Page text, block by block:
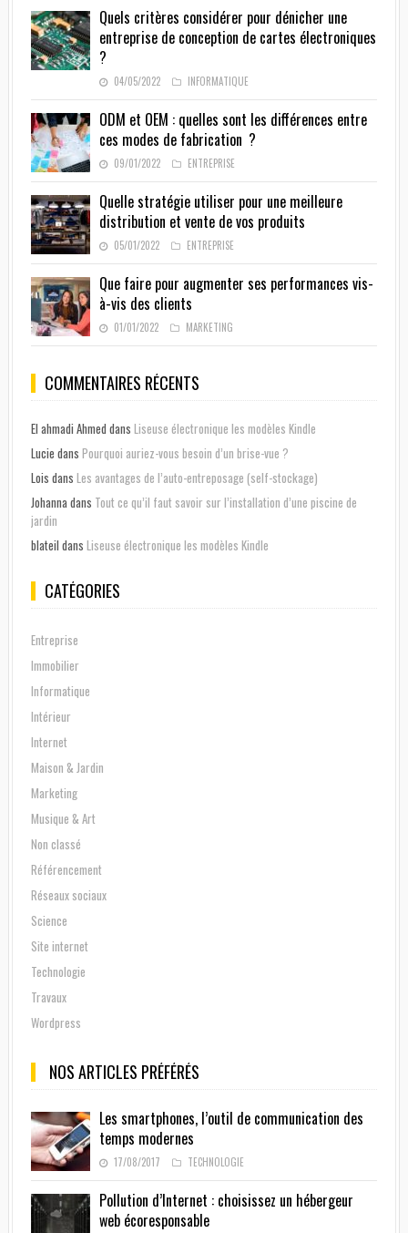
Quels critères considérer pour dénicher une
entreprise de conception de cartes électroniques
?
04/05/2022 INFORMATIQUE
ODM et OEM : quelles sont les différences entre
ces modes de fabrication ?
09/01/2022 ENTREPRISE
Quelle stratégie utiliser pour une meilleure
distribution et vente de vos produits
05/01/2022 ENTREPRISE
Que faire pour augmenter ses performances vis-
à-vis des clients
01/01/2022 MARKETING
COMMENTAIRES RÉCENTS
El ahmadi Ahmed dans Liseuse électronique les modèles Kindle
Lucie dans Pourquoi auriez-vous besoin d’un brise-vue ?
Lois dans Les avantages de l’auto-entreposage (self-stockage)
Johannadans Tout ce qu’il faut savoir sur l’installation d’une piscine de
jardin
blateil dans Liseuse électronique les modèles Kindle
CATÉGORIES
Entreprise
Immobilier
Informatique
Intérieur
Internet
Maison & Jardin
Marketing
Musique & Art
Non classé
Référencement
Réseaux sociaux
Science
Site internet
Technologie
Travaux
Wordpress
NOS ARTICLES PRÉFÉRÉS
Les smartphones, l’outil de communication des
temps modernes
17/08/2017 TECHNOLOGIE
Pollution d’Internet : choisissez un hébergeur
web écoresponsable